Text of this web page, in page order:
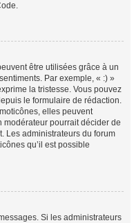
être utilisées grâce à un
Par exemple, « :) »
la tristesse. Vous pouvez
le formulaire de rédaction.
elles peuvent
pourrait décider de
Les administrateurs du forum
qu’il est possible
Si les administrateurs